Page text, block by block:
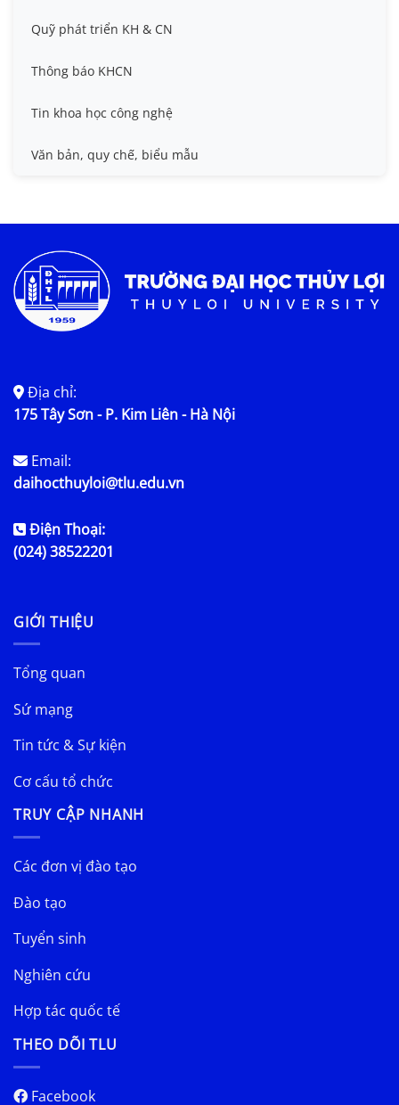
Hội nghị quốc tế và hội nghị khác
Quỹ phát triển KH & CN
Thông báo KHCN
Tin khoa học công nghệ
Văn bản, quy chế, biểu mẫu
Địa chỉ:
175 Tây Sơn - P. Kim Liên - Hà Nội
Email:
daihocthuyloi@tlu.edu.vn
Điện Thoại:
(024) 38522201
GIỚI THIỆU
Tổng quan
Sứ mạng
Tin tức & Sự kiện
Cơ cấu tổ chức
TRUY CẬP NHANH
Các đơn vị đào tạo
Đào tạo
Tuyển sinh
Nghiên cứu
Hợp tác quốc tế
THEO DÕI TLU
Facebook